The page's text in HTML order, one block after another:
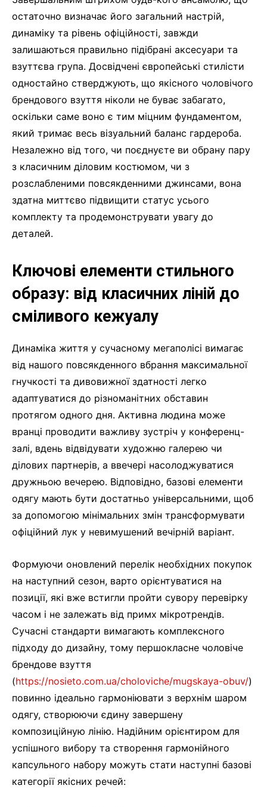
остаточно визначає його загальний настрій,
динаміку та рівень офіційності, завжди
залишаються правильно підібрані аксесуари та
взуттєва група. Досвідчені європейські стилісти
одностайно стверджують, що якісного чоловічого
брендового взуття ніколи не буває забагато,
оскільки саме воно є тим міцним фундаментом,
який тримає весь візуальний баланс гардероба.
Незалежно від того, чи поєднуєте ви обрану пару
з класичним діловим костюмом, чи з
розслабленими повсякденними джинсами, вона
здатна миттєво підвищити статус усього
комплекту та продемонструвати увагу до
деталей.
Ключові елементи стильного
образу: від класичних ліній до
сміливого кежуалу
Динаміка життя у сучасному мегаполісі вимагає
від нашого повсякденного вбрання максимальної
гнучкості та дивовижної здатності легко
адаптуватися до різноманітних обставин
протягом одного дня. Активна людина може
вранці проводити важливу зустріч у конференц-
залі, вдень відвідувати художню галерею чи
ділових партнерів, а ввечері насолоджуватися
дружньою вечерею. Відповідно, базові елементи
одягу мають бути достатньо універсальними, щоб
за допомогою мінімальних змін трансформувати
офіційний лук у невимушений вечірній варіант.
Формуючи оновлений перелік необхідних покупок
на наступний сезон, варто орієнтуватися на
позиції, які вже встигли пройти сувору перевірку
часом і не залежать від примх мікротрендів.
Сучасні стандарти вимагають комплексного
підходу до дизайну, тому першокласне чоловіче
брендове взуття
(https://nosieto.com.ua/choloviche/mugskaya-obuv/)
повинно ідеально гармоніювати з верхнім шаром
одягу, створюючи єдину завершену
композиційную лінію. Надійним орієнтиром для
успішного вибору та створення гармонійного
капсульного набору можуть стати наступні базові
категорії якісних речей: